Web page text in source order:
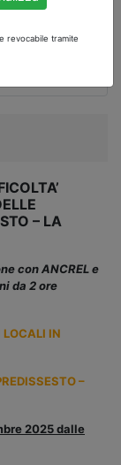
– LA
con ANCREL e
da 2 ore
IN
–
2025 dalle
revocabile tramite